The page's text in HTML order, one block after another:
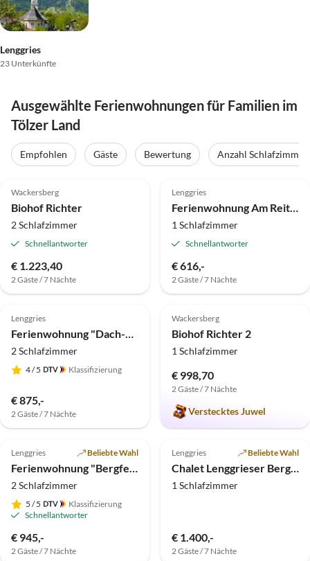
Lenggries
23 Unterkünfte
Ausgewählte Ferienwohnungen für Familien im
Tölzer Land
Empfohlen Gäste Bewertung Anzahl Schlafzimmer
Top-Inserat
Wackersberg
Biohof Richter
2 Schlafzimmer
Schnellantworter
€ 1.223,40
2 Gäste / 7 Nächte
Lenggries
1 Schlafzimmer
Schnellantworter
€ 616,-
2 Gäste / 7 Nächte
Top-Inserat
5.0 (5)
Lenggries
2 Schlafzimmer
4/ 5 Klassifizierung
€ 875,-
2 Gäste / 7 Nächte
Top-Inserat
5.0 (5)
Wackersberg
Biohof Richter 2
1 Schlafzimmer
€ 998,70
2 Gäste / 7 Nächte
Verstecktes Juwel
5.0 (3)
Lenggries Beliebte Wahl
2 Schlafzimmer
5 / 5
Klassifizierung
Schnellantworter
€ 945,-
2 Gäste / 7 Nächte
4.7 (3)
Lenggries Beliebte Wahl
1 Schlafzimmer
€ 1.400,-
2 Gäste / 7 Nächte